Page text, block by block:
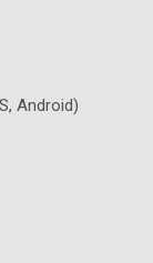
Android)